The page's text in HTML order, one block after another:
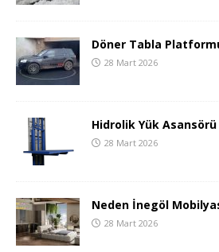
Döner Tabla
28 Mart 2026
Hidrolik Yük Asansörü
28 Mart 2026
Neden İnegöl
28 Mart 2026